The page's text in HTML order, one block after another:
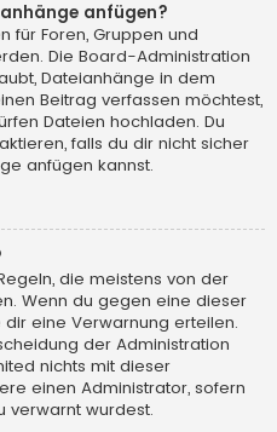
anfügen?
für Foren, Gruppen und
Die Board-Administration
Dateianhänge in dem
Beitrag verfassen möchtest,
Dateien hochladen. Du
falls du dir nicht sicher
anfügen kannst.
die meistens von der
Wenn du gegen eine dieser
eine Verwarnung erteilen.
der Administration
nichts mit dieser
einen Administrator, sofern
verwarnt wurdest.